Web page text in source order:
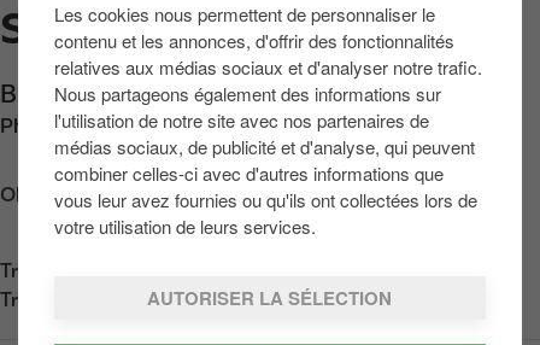
Les cookies nous permettent de personnaliser le
contenu et les annonces, d'offrir des fonctionnalités
relatives aux médias sociaux et d'analyser notre trafic.
Nous partageons également des informations sur
l'utilisation de notre site avec nos partenaires de
médias sociaux, de publicité et d'analyse, qui peuvent
combiner celles-ci avec d'autres informations que
vous leur avez fournies ou qu'ils ont collectées lors de
votre utilisation de leurs services.
AUTORISER LA SÉLECTION
c
o
n
t
e
u
n
SAINTE WALBURGE
Blvd Jean de Wilde 77,Liège,BE-4000
Phone: +3242262280
Obtenir l'itinéraire
Trouvez nous sur
Trouvez nous surGoogle Play